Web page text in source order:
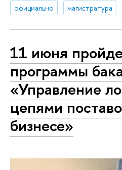
официально
магистратура
11 июня
программы
«Управление
цепями
бизнесе»